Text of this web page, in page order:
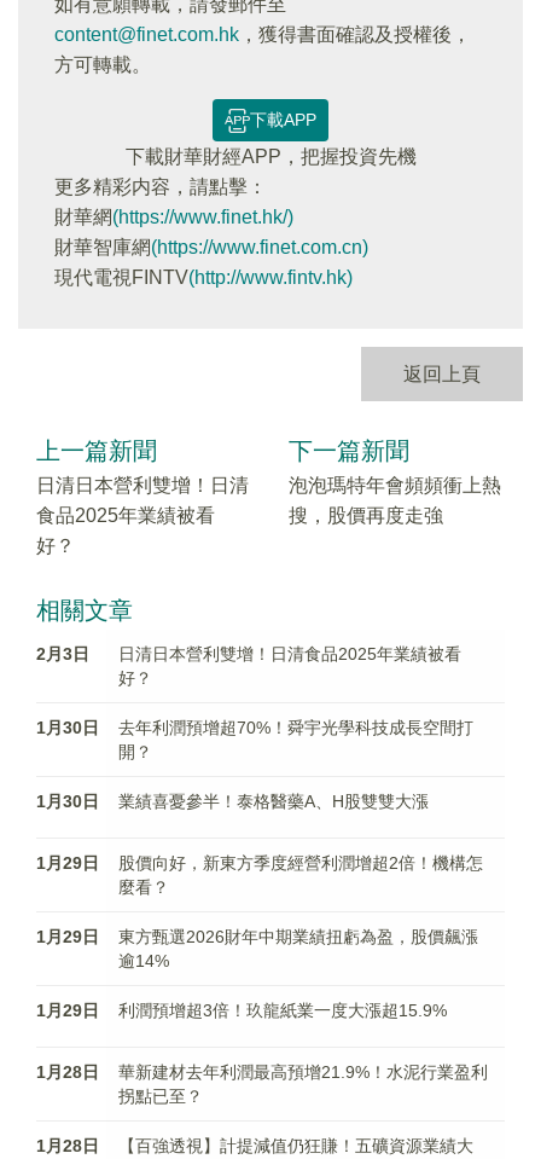
如有意願轉載，請發郵件至
content@finet.com.hk ，獲得書面確認及授權後，
方可轉載。
下載APP
下載財華財經APP，把握投資先機
更多精彩内容，請點擊：
財華網(https://www.finet.hk/)
財華智庫網(https://www.finet.com.cn)
現代電視FINTV(http://www.fintv.hk)
返回上頁
上一篇新聞
日清日本營利雙增！日清
食品2025年業績被看
好？
下一篇新聞
泡泡瑪特年會頻頻衝上熱
搜，股價再度走強
相關文章
2月3日
日清日本營利雙增！日清食品2025年業績被看
好？
1月30日
去年利潤預增超70%！舜宇光學科技成長空間打
開？
1月30日 業績喜憂參半！泰格醫藥A、H股雙雙大漲
1月29日
股價向好，新東方季度經營利潤增超2倍！機構怎
麼看？
1月29日
東方甄選2026財年中期業績扭虧為盈，股價飆漲
逾14%
1月29日 利潤預增超3倍！玖龍紙業一度大漲超15.9%
1月28日
華新建材去年利潤最高預增21.9%！水泥行業盈利
拐點已至？
1月28日
【百強透視】計提減值仍狂賺！五礦資源業績大